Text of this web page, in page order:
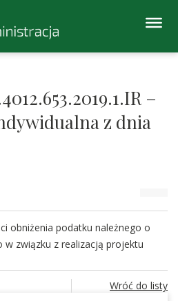
–
z dnia
obniżenia podatku należnego o
związku z realizacją projektu
Wróć do listy